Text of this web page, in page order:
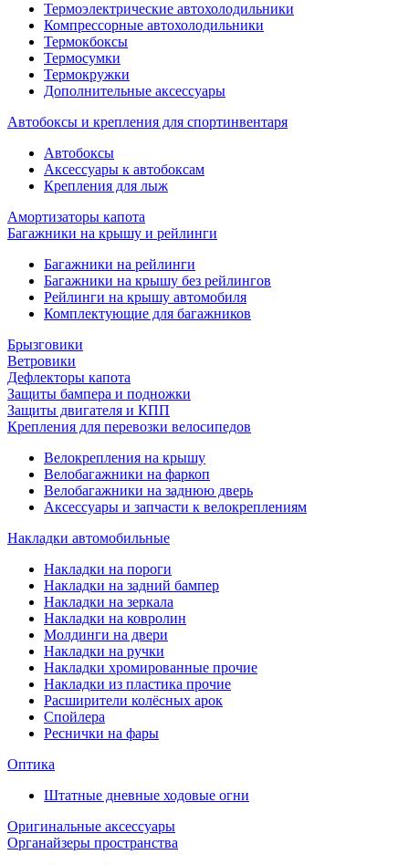
Термоэлектрические автохолодильники
Компрессорные автохолодильники
Термокбоксы
Термосумки
Термокружки
Дополнительные аксессуары
Автобоксы и крепления для спортинвентаря
Автобоксы
Аксессуары к автобоксам
Крепления для лыж
Амортизаторы капота
Багажники на крышу и рейлинги
Багажники на рейлинги
Багажники на крышу без рейлингов
Рейлинги на крышу автомобиля
Комплектующие для багажников
Брызговики
Ветровики
Дефлекторы капота
Защиты бампера и подножки
Защиты двигателя и КПП
Крепления для перевозки велосипедов
Велокрепления на крышу
Велобагажники на фаркоп
Велобагажники на заднюю дверь
Аксессуары и запчасти к велокреплениям
Накладки автомобильные
Накладки на пороги
Накладки на задний бампер
Накладки на зеркала
Накладки на ковролин
Молдинги на двери
Накладки на ручки
Накладки хромированные прочие
Накладки из пластика прочие
Расширители колёсных арок
Спойлера
Реснички на фары
Оптика
Штатные дневные ходовые огни
Оригинальные аксессуары
Органайзеры пространства